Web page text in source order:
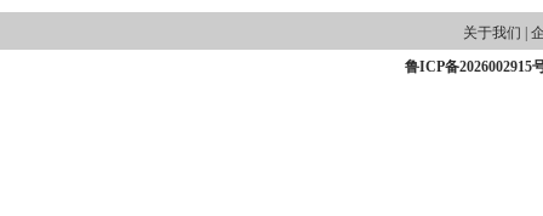
关于我们
鲁ICP备2026002915